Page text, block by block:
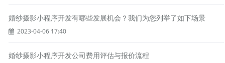
婚纱摄影小程序开发有哪些发展机会？我们为您列举了如下场景
2023-04-06 17:40
婚纱摄影小程序开发公司费用评估与报价流程